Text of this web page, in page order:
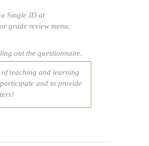
a Single ID at
grade review menu.
out the questionnaire.
teaching and learning
and to provide